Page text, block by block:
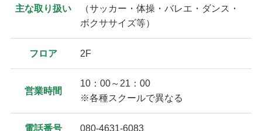
主な取り扱い
（サッカー・体操・バレエ・ダンス・
ボクササイズ等）
フロア 2F
営業時間
10：00～21：00
※各種スクールで異なる
電話番号 080‐4631‐6083